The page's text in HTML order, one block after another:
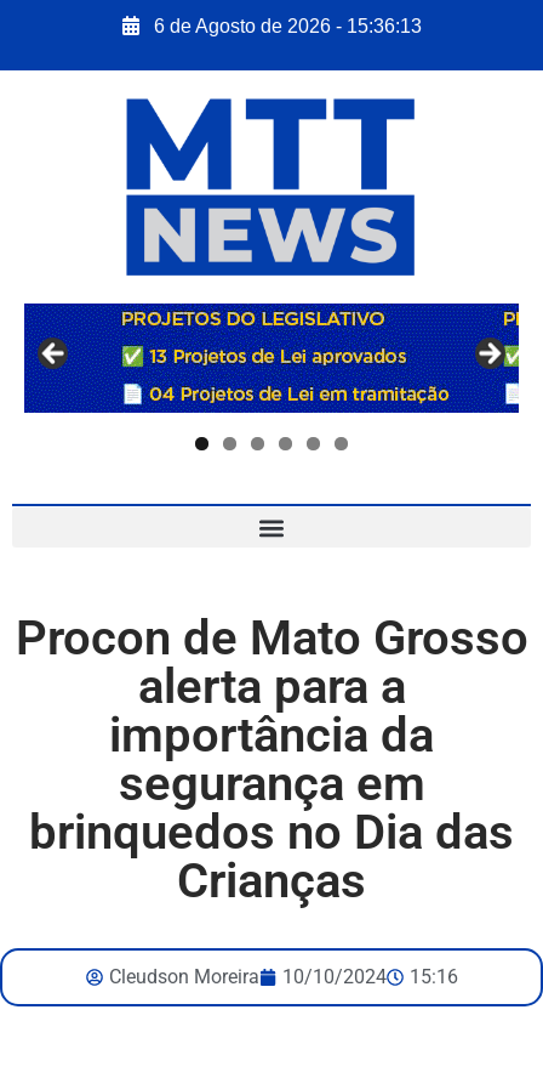
6 de Agosto de 2026 - 15:36:14
Procon de Mato Grosso
alerta para a
importância da
segurança em
brinquedos no Dia das
Crianças
Cleudson Moreira 10/10/2024 15:16